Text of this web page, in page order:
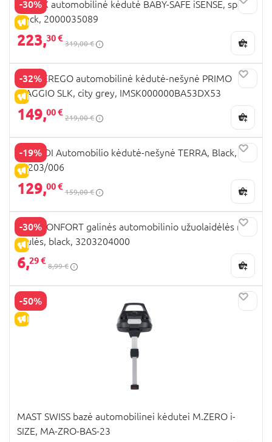
-30%
IŠPARDAVIMAS
BRITAX automobilinė kėdutė BABY-SAFE iSENSE, space
black, 2000035089
223,30 €
319,00 €
-32%
IŠPARDAVIMAS
PEG PEREGO automobilinė kėdutė-nešynė PRIMO
VIAGGIO SLK, city grey, IMSK000000BA53DX53
149,00 €
219,00 €
-19%
IŠPARDAVIMAS
NOORDI Automobilio kėdutė-nešynė TERRA, Black,
PP203/006
129,00 €
159,00 €
-30%
IŠPARDAVIMAS
BEBECONFORT galinės automobilinio užuolaidėlės nuo
saulės, black, 3203204000
6,29 €
8,99 €
-50%
IŠPARDAVIMAS
MAST SWISS bazė automobilinei kėdutei M.ZERO i-
SIZE, MA-ZRO-BAS-23